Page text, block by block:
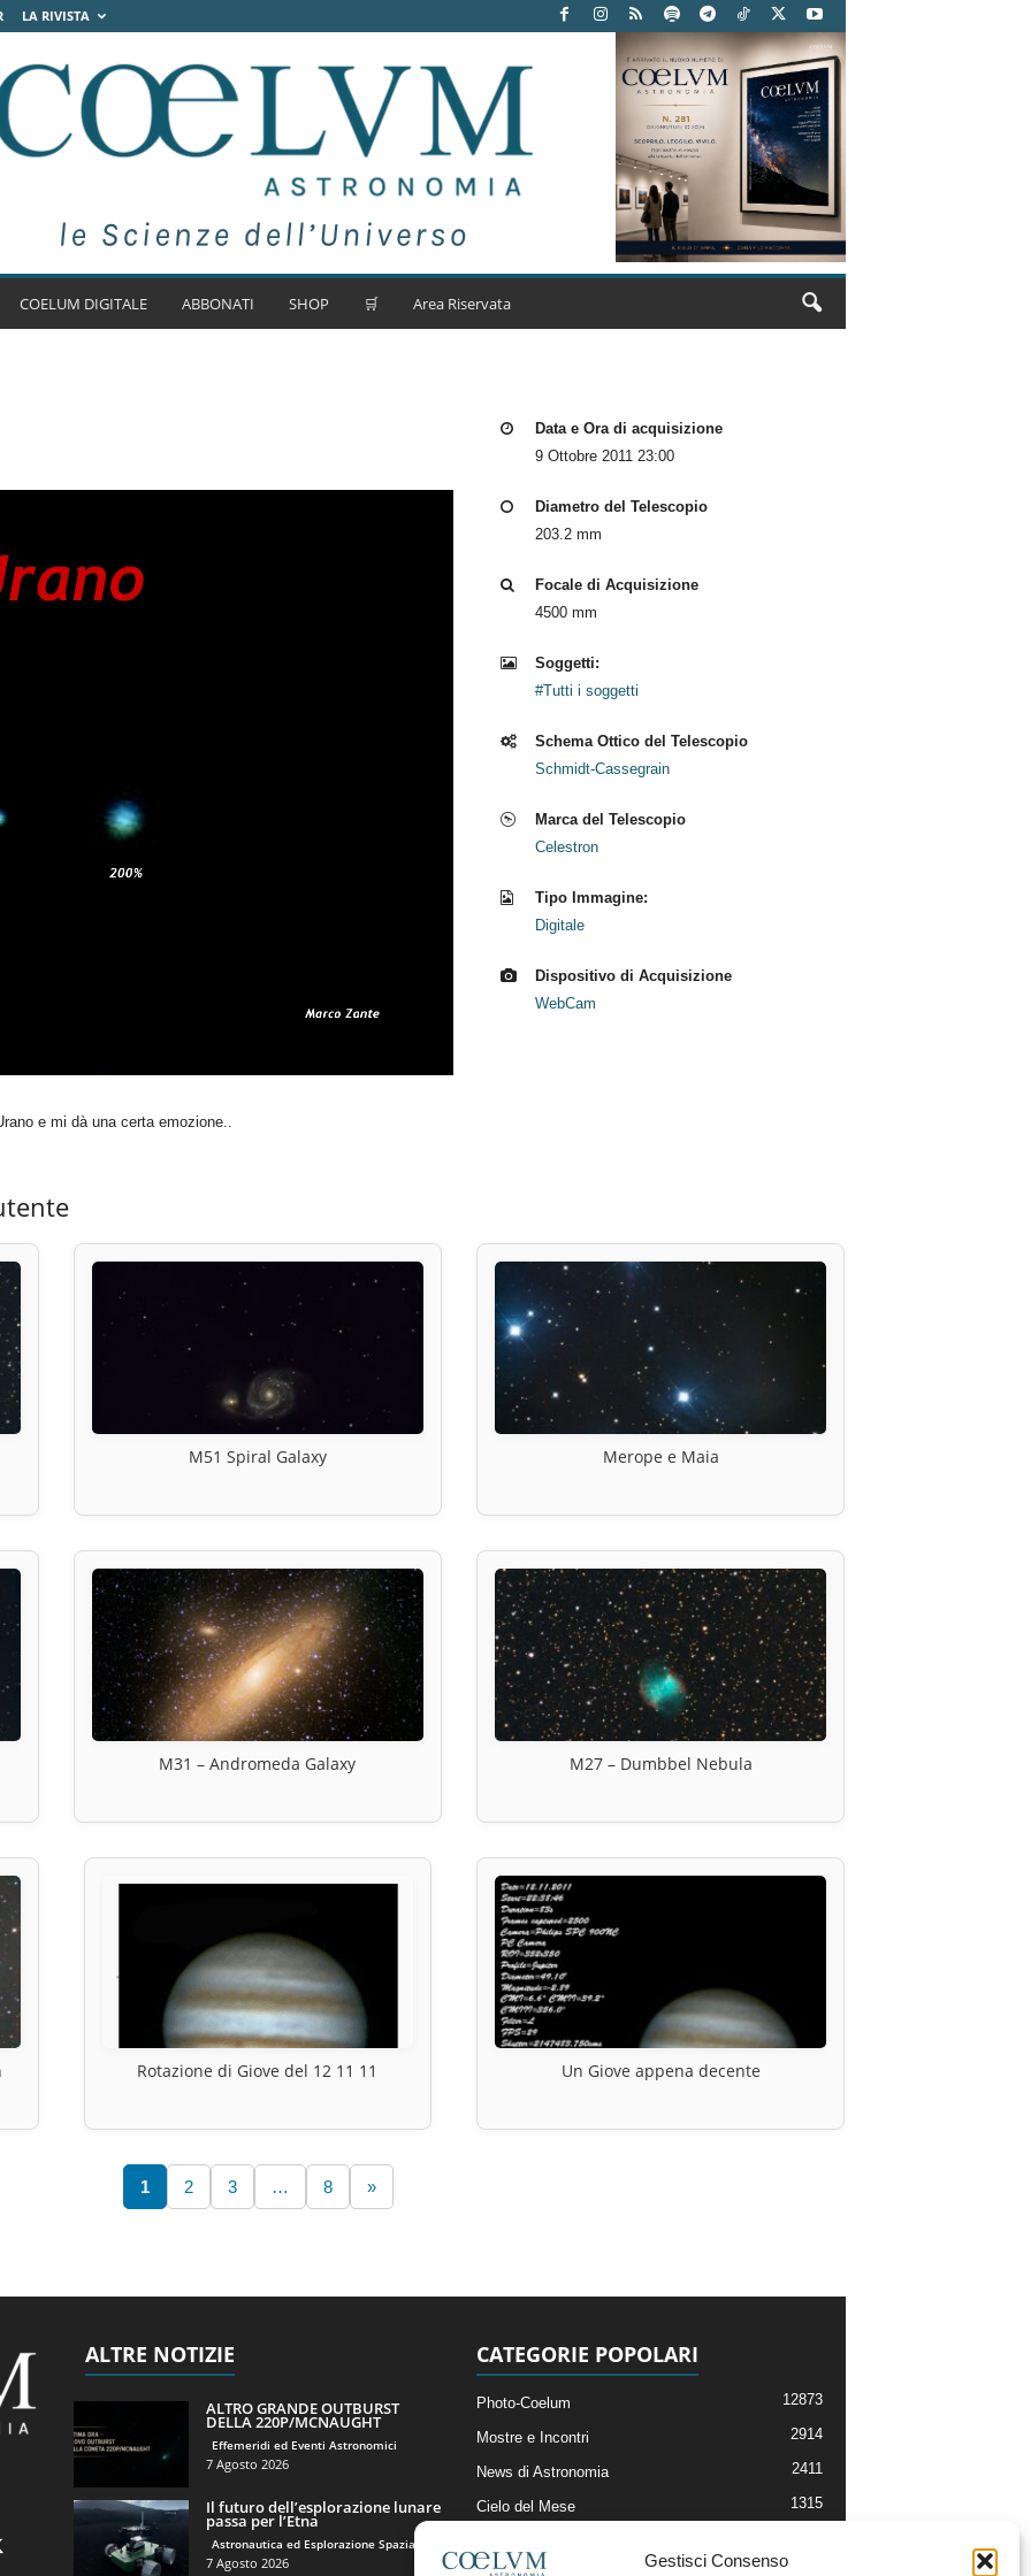
Gestisci Consenso
LA RIVISTA
COELUM DIGITALE ABBONATI SHOP 🛒 Area Riservata
e mi dà una certa emozione..
Data e Ora di acquisizione
9 Ottobre 2011 23:00
Diametro del Telescopio
203.2 mm
Focale di Acquisizione
4500 mm
Soggetti:
#Tutti i soggetti
Schema Ottico del Telescopio
Schmidt-Cassegrain
Marca del Telescopio
Celestron
Tipo Immagine:
Digitale
Dispositivo di Acquisizione
WebCam
M51 Spiral Galaxy Merope e Maia
M31 – Andromeda Galaxy M27 – Dumbbel Nebula
Rotazione di Giove del 12 11 11 Un Giove appena decente
1 2 3 … 8 »
ALTRE NOTIZIE
ALTRO GRANDE OUTBURST
DELLA 220P/MCNAUGHT
Effemeridi ed Eventi Astronomici
7 Agosto 2026
Il futuro dell’esplorazione lunare
passa per l’Etna
Astronautica ed Esplorazione Spaziale
7 Agosto 2026
CATEGORIE POPOLARI
Photo-Coelum 12873
Mostre e Incontri 2914
News di Astronomia 2411
Cielo del Mese 1315